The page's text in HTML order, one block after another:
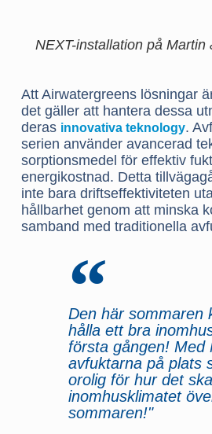
NEXT-installation på Martin
Att Airwatergreens lösningar
det gäller att hantera dessa
deras innovativa teknology.
serien använder avancerad
sorptionsmedel för effektiv
energikostnad. Detta
inte bara driftseffektiviteten
hållbarhet genom att minska
samband med traditionella
Den här sommaren
hålla ett bra
första gången! Med
avfuktarna på plats
orolig för hur det
inomhusklimatet
sommaren!"